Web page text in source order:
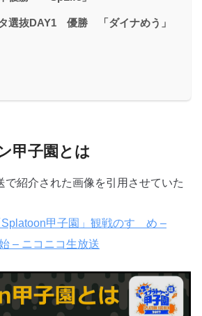
選抜DAY1 優勝 「ダイナめう」
甲子園とは
で紹介された画像を引用させていた
甲子園」観戦のすゝめ –
– ニコニコ生放送